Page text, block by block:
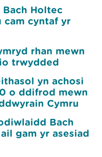
Holtec
cam cyntaf yr
rhan mewn
trwydded
yn achosi
o ddifrod mewn
Cymru
Bach
gam yr asesiad